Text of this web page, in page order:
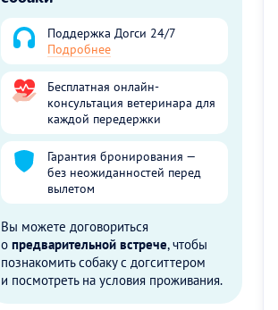
Поддержка Догси 24/7
Подробнее
Бесплатная онлайн-
консультация ветеринара для
каждой передержки
Гарантия бронирования —
без неожиданностей перед
вылетом
Вы можете договориться
о предварительной встрече, чтобы
познакомить собаку с догситтером
и посмотреть на условия проживания.